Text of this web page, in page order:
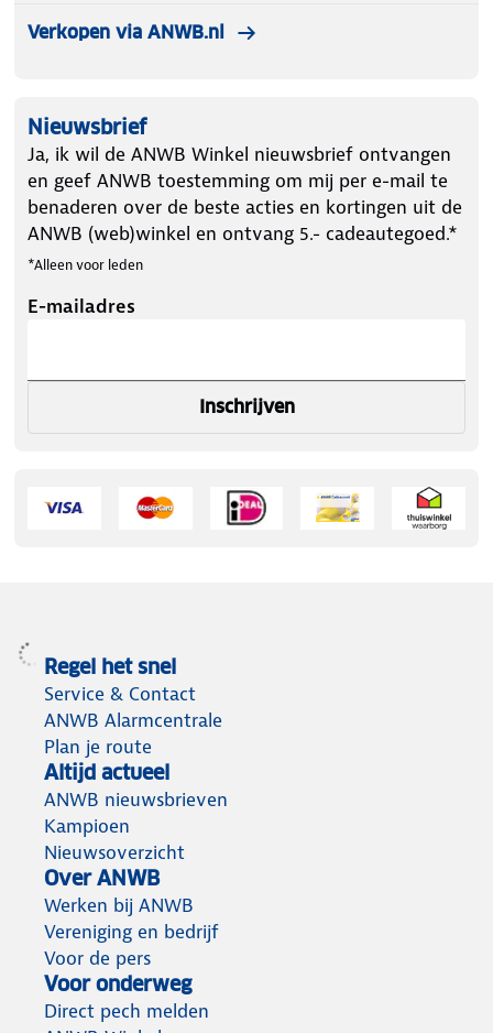
Verkopen via ANWB.nl
Nieuwsbrief
Ja, ik wil de ANWB Winkel nieuwsbrief ontvangen
en geef ANWB toestemming om mij per e-mail te
benaderen over de beste acties en kortingen uit de
ANWB (web)winkel en ontvang 5.- cadeautegoed.*
*Alleen voor leden
E-mailadres
Inschrijven
Regel het snel
Service & Contact
ANWB Alarmcentrale
Plan je route
Altijd actueel
ANWB nieuwsbrieven
Kampioen
Nieuwsoverzicht
Over ANWB
Werken bij ANWB
Vereniging en bedrijf
Voor de pers
Voor onderweg
Direct pech melden